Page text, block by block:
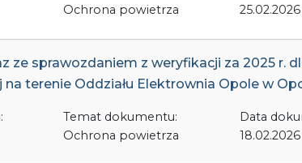
Ochrona powietrza
25.02.2026
ze sprawozdaniem z weryfikacji za 2025 r.
terenie Oddziału Elektrownia Opole w
Temat dokumentu:
Ochrona powietrza
Data
18.02.2026